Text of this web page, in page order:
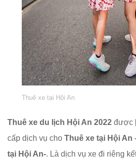
Thuê xe tại Hội An
Thuê xe du lịch Hội An 2022 được
cấp dịch vụ cho Thuê xe tại Hội An
tại Hội An-. Là dịch vụ xe đi riêng